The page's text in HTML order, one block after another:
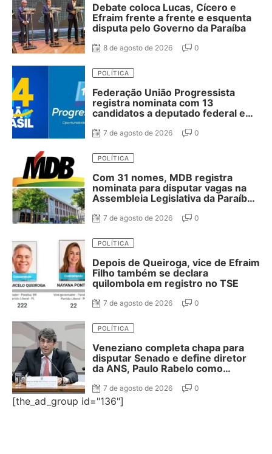
Debate coloca Lucas, Cícero e
Efraim frente a frente e esquenta
disputa pelo Governo da Paraíba
8 de agosto de 2026 0
POLÍTICA
Federação União Progressista
registra nominata com 13
candidatos a deputado federal e
7 de agosto de 2026 0
POLÍTICA
Com 31 nomes, MDB registra
nominata para disputar vagas na
Assembleia Legislativa da Paraíba;
7 de agosto de 2026 0
POLÍTICA
Depois de Queiroga, vice de Efraim
Filho também se declara
quilombola em registro no TSE
7 de agosto de 2026 0
POLÍTICA
Veneziano completa chapa para
disputar Senado e define diretor
da ANS, Paulo Rabelo como
7 de agosto de 2026 0
[the_ad_group id="136"]